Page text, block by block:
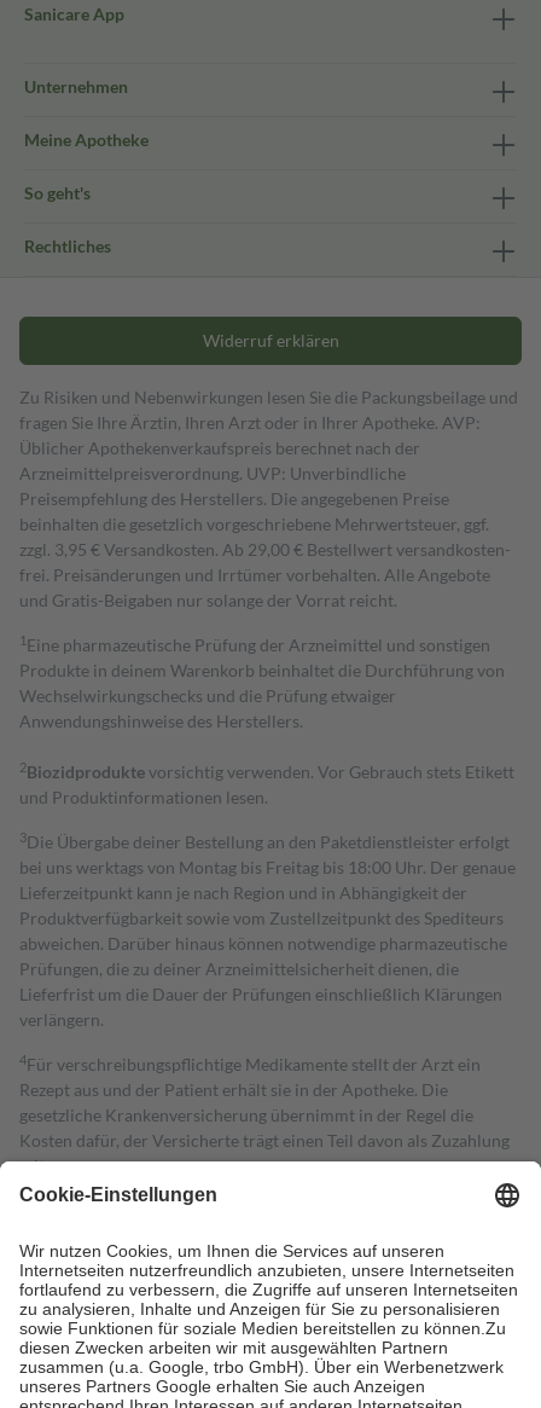
Sanicare App
Unternehmen
Meine Apotheke
So geht's
Rechtliches
Widerruf erklären
Zu Risiken und Nebenwirkungen lesen Sie die Packungsbeilage und
fragen Sie Ihre Ärztin, Ihren Arzt oder in Ihrer Apotheke. AVP:
Üblicher Apothekenverkaufspreis berechnet nach der
Arzneimittelpreisverordnung. UVP: Unverbindliche
Preisempfehlung des Herstellers. Die angegebenen Preise
beinhalten die gesetzlich vorgeschriebene Mehrwertsteuer, ggf.
zzgl. 3,95 € Versandkosten. Ab 29,00 € Bestell­wert versand­kosten­
frei. Preisänderungen und Irrtümer vorbehalten. Alle Angebote
und Gratis-Beigaben nur solange der Vorrat reicht.
1 Eine pharmazeutische Prüfung der Arzneimittel und sonstigen
Produkte in deinem Warenkorb beinhaltet die Durchführung von
Wechselwirkungschecks und die Prüfung etwaiger
Anwendungshinweise des Herstellers.
2Biozidproduktevorsichtig verwenden. Vor Gebrauch stets Etikett
und Produktinformationen lesen.
3Die Übergabe deiner Bestellung an den Paketdienstleister erfolgt
bei uns werktags von Montag bis Freitag bis 18:00 Uhr. Der genaue
Lieferzeitpunkt kann je nach Region und in Abhängigkeit der
Produktverfügbarkeit sowie vom Zustellzeitpunkt des Spediteurs
abweichen. Darüber hinaus können notwendige pharmazeutische
Prüfungen, die zu deiner Arzneimittelsicherheit dienen, die
Lieferfrist um die Dauer der Prüfungen einschließlich Klärungen
verlängern.
4Für verschreibungspflichtige Medikamente stellt der Arzt ein
Rezept aus und der Patient erhält sie in der Apotheke. Die
gesetzliche Krankenversicherung übernimmt in der Regel die
Kosten dafür, der Versicherte trägt einen Teil davon als Zuzahlung
mit.
Grundsätzlich leisten Mitglieder Zuzahlungen in Höhe von zehn
höchstens zehn Euro.
Es sind jedoch nie mehr als die tatsächlichen
Kosten der Leistung zu entrichten.
Diese Regeln gelten grundsätzlich auch für Online-Apotheken.
Bei Heilmitteln und häuslicher Krankenpflege beträgt die
Zuzahlung zehn Prozent der Kosten sowie zehn Euro je
Verordnung.
Um das Engagement der Versicherten für ihre eigene Gesundheit zu